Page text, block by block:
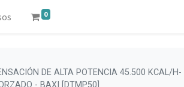
0
DE ALTA POTENCIA 45.500 KCAL/H-
- BAXI [DTMP50]